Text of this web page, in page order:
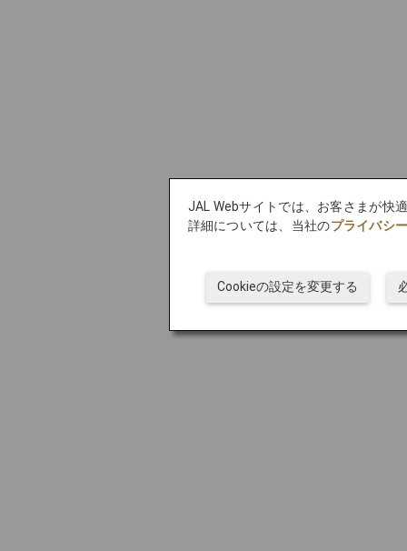
JAL Webサイトでは、お客さまが快
詳細については、当社のプライバシ
Cookieの設定を変更する